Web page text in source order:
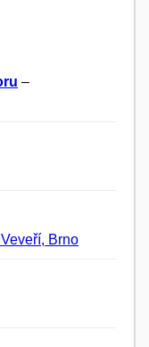
–
Brno